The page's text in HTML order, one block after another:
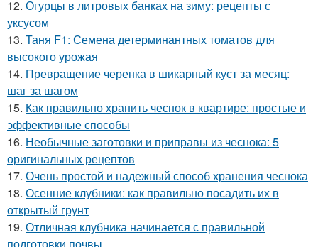
12. Огурцы в литровых банках на зиму: рецепты с
уксусом
13. Таня F1: Семена детерминантных томатов для
высокого урожая
14. Превращение черенка в шикарный куст за месяц:
шаг за шагом
15. Как правильно хранить чеснок в квартире: простые и
эффективные способы
16. Необычные заготовки и приправы из чеснока: 5
оригинальных рецептов
17. Очень простой и надежный способ хранения чеснока
18. Осенние клубники: как правильно посадить их в
открытый грунт
19. Отличная клубника начинается с правильной
подготовки почвы